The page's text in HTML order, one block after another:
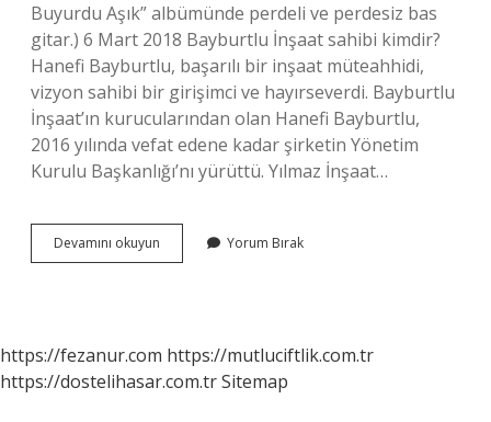
Buyurdu Aşık” albümünde perdeli ve perdesiz bas
gitar.) 6 Mart 2018 Bayburtlu İnşaat sahibi kimdir?
Hanefi Bayburtlu, başarılı bir inşaat müteahhidi,
vizyon sahibi bir girişimci ve hayırseverdi. Bayburtlu
İnşaat’ın kurucularından olan Hanefi Bayburtlu,
2016 yılında vefat edene kadar şirketin Yönetim
Kurulu Başkanlığı’nı yürüttü. Yılmaz İnşaat…
Devamını okuyun
Inşaat
Yorum Bırak
https://fezanur.com https://mutluciftlik.com.tr
https://dostelihasar.com.trSitemap